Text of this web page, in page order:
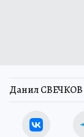
Данил СВЕЧКОВ